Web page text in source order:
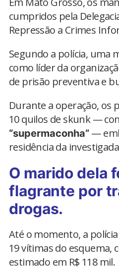
cumpridos pela
Repressão a Crimes
Segundo a polícia, uma
como líder da
de prisão preventiva e
Durante a operação, os
10 quilos de skunk —
“supermaconha” —
residência da
O marido dela
flagrante por
drogas.
Até o momento, a
19 vítimas do esquema,
estimado em R$ 118 mil.